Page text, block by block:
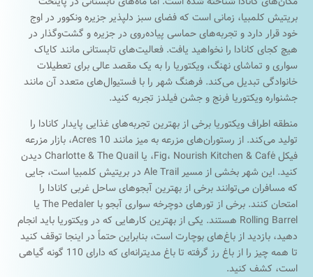
بریتیش کلمبیا، زمانی است که فضای سبز دلپذیر جزیره ونکوور در اوج
خود قرار دارد و تجربه‌های حماسی پیاده‌روی در جزیره و گشت‌وگذار در
هیچ کجای کانادا را نخواهید یافت. فعالیت‌های تابستانی مانند کایاک
سواری و تماشای نهنگ، ویکتوریا را به یک مقصد عالی برای تعطیلات
خانوادگی تبدیل می‌کند. فرهنگ شهر را با فستیوال‌های متعدد آن مانند
جشنواره ویکتوریا فرنج و جشن فیلدز تجربه کنید.
منطقه اطراف ویکتوریا برخی از بهترین تجربه‌های غذایی پایدار کانادا را
تولید می‌کند. از رستوران‌های مزرعه به میز مانند 10 Acres، بازار مزرعه
فیکل Fig، Nourish Kitchen & Café، یا Charlotte & The Quail دیدن
کنید. این شهر بخشی از مسیر Ale Trail در بریتیش کلمبیا است، جایی
که مسافران می‌توانند برخی از بهترین آبجوهای ساحل غربی کانادا را
امتحان کنند. برخی از تورهای دوچرخه سواری آبجو با The Pedaler یا
Rolling Barrel هستند. یکی از بهترین کارهایی که در ویکتوریا باید انجام
دهید، بازدید از باغ‌های بوچارت است، بنابراین حتماً در اینجا توقف کنید
تا همه چیز را از باغ رز گرفته تا باغ مدیترانه‌ای که دارای 110 گونه گیاهی
است، کشف کنید.